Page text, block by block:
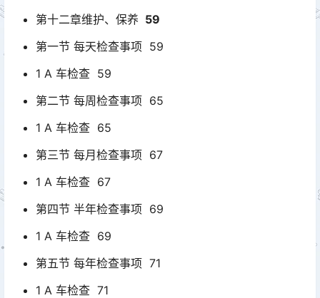
第十二章维护、保养 59
第一节 每天检查事项 59
1 A 车检查 59
第二节 每周检查事项 65
1 A 车检查 65
第三节 每月检查事项 67
1 A 车检查 67
第四节 半年检查事项 69
1 A 车检查 69
第五节 每年检查事项 71
1 A 车检查 71